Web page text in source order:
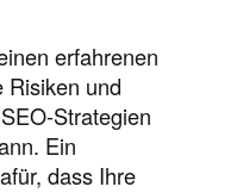
erfahrenen
Risiken und
Strategien
Ein
dass Ihre